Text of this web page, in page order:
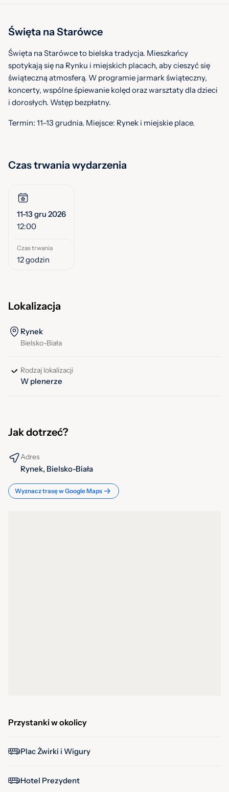
Święta na Starówce
Święta na Starówce to bielska tradycja. Mieszkańcy
spotykają się na Rynku i miejskich placach, aby cieszyć się
świąteczną atmosferą. W programie jarmark świąteczny,
koncerty, wspólne śpiewanie kolęd oraz warsztaty dla dzieci
i dorosłych. Wstęp bezpłatny.
Termin: 11–13 grudnia. Miejsce: Rynek i miejskie place.
Czas trwania wydarzenia
11-13 gru 2026
12:00
Czas trwania
12 godzin
Lokalizacja
Rynek
Bielsko-Biała
Rodzaj lokalizacji
W plenerze
Jak dotrzeć?
Adres
Rynek, Bielsko-Biała
Wyznacz trasę w Google Maps
Przystanki w okolicy
Plac Żwirki i Wigury
Hotel Prezydent